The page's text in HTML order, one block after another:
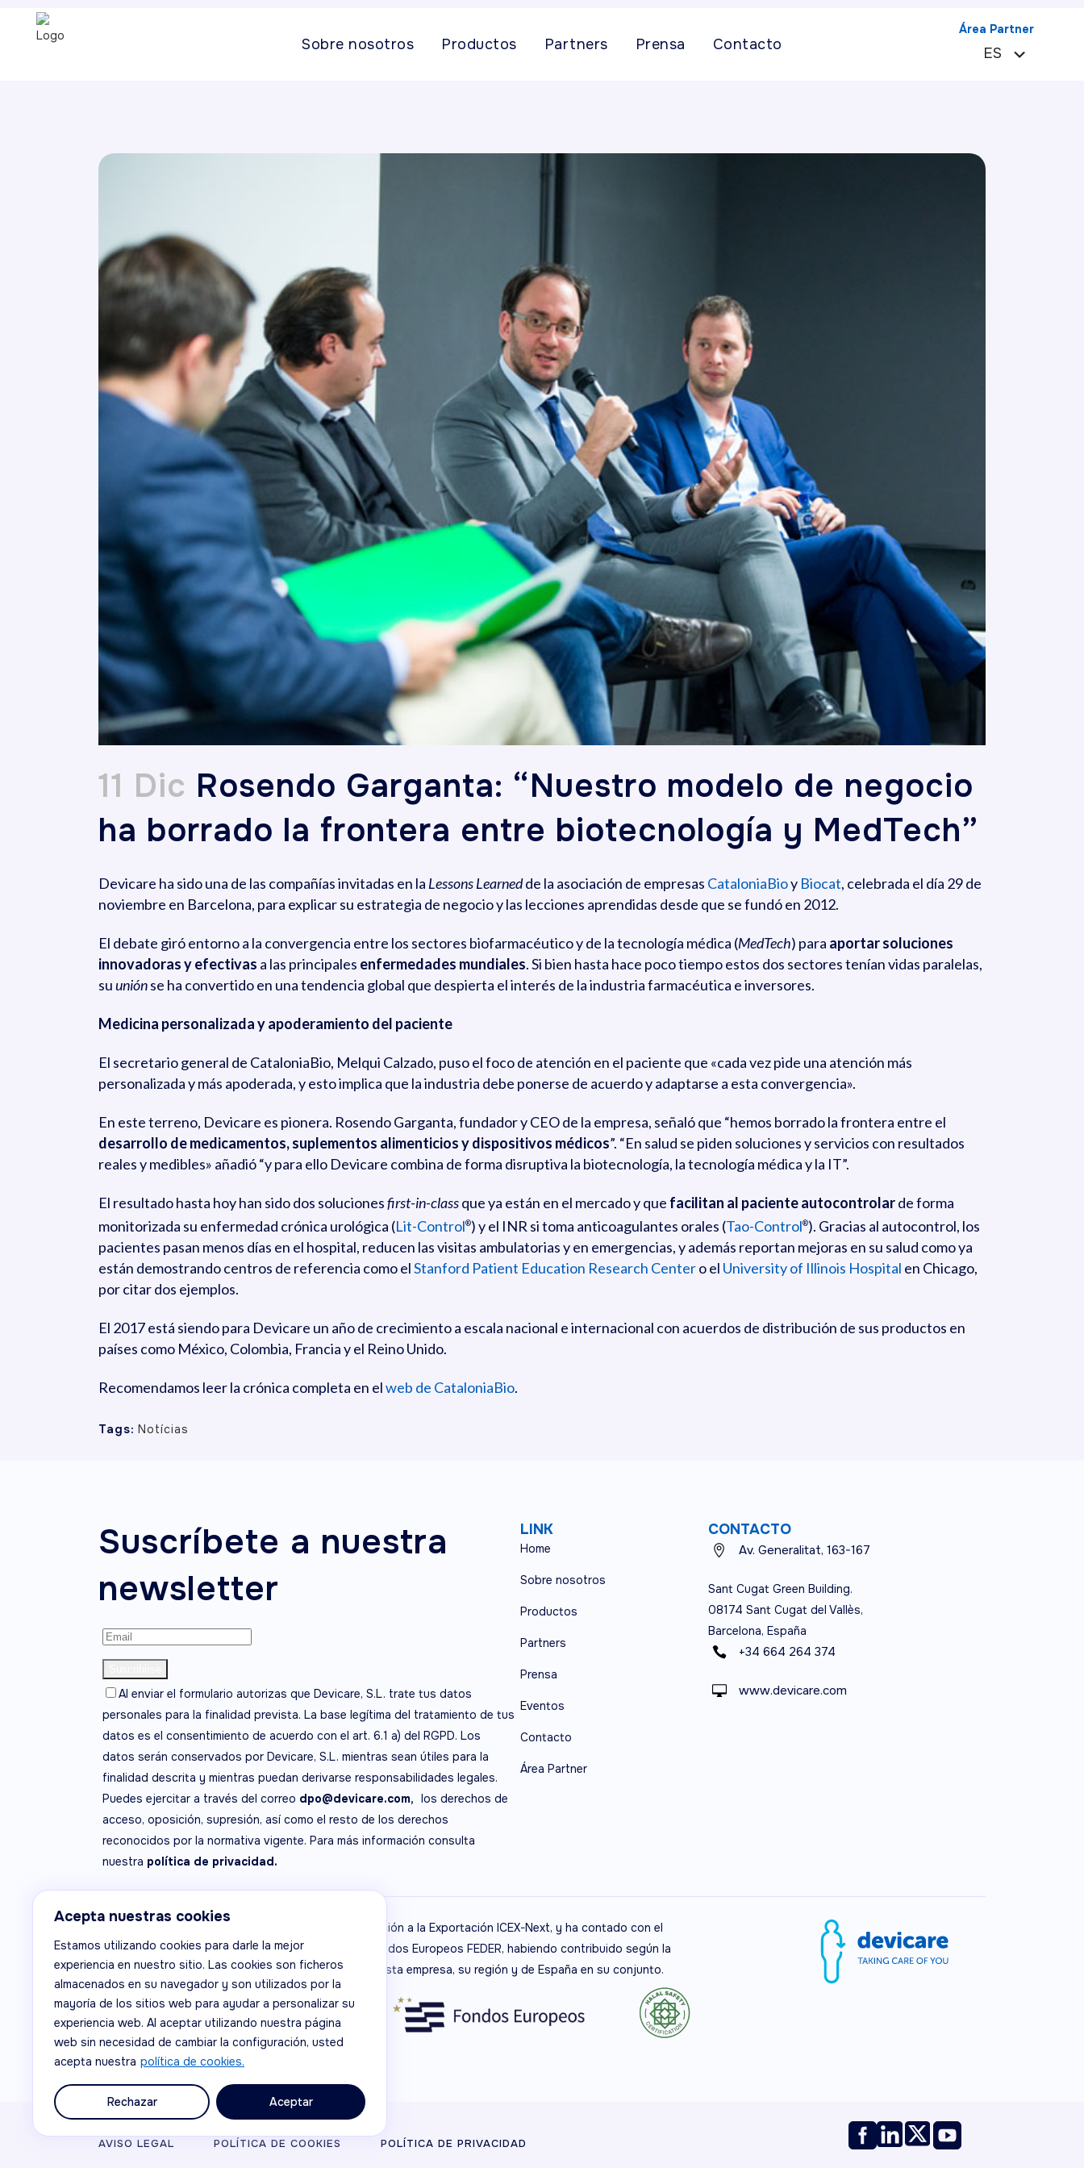
Acepta nuestras cookies
Estamos utilizando cookies para darle la mejor
experiencia en nuestro sitio. Las cookies son ficheros
almacenados en su navegador y son utilizados por la
mayoría de los sitios web para ayudar a personalizar su
experiencia web. Al aceptar utilizando nuestra página
web sin necesidad de cambiar la configuración, usted
acepta nuestra política de cookies.
Rechazar Aceptar
Área Partner
ES
Sobre nosotros Productos Partners Prensa Contacto
11 Dic Rosendo Garganta: “Nuestro modelo de negocio
ha borrado la frontera entre biotecnología y MedTech”
Devicare ha sido una de las compañías invitadas en la Lessons Learnedde la asociación de empresas CataloniaBioy Biocat, celebrada el día 29 de
noviembre en Barcelona, para explicar su estrategia de negocio y las lecciones aprendidas desde que se fundó en 2012.
El debate giró entorno a la convergencia entre los sectores biofarmacéutico y de la tecnología médica (MedTech) para aportar soluciones
innovadoras y efectivas a las principales enfermedades mundiales. Si bien hasta hace poco tiempo estos dos sectores tenían vidas paralelas,
suuniónse ha convertido en una tendencia global que despierta el interés de la industria farmacéutica e inversores.
Medicina personalizada y apoderamiento del paciente
El secretario general de CataloniaBio, Melqui Calzado, puso el foco de atención en el paciente que «cada vez pide una atención más
personalizada y más apoderada, y esto implica que la industria debe ponerse de acuerdo y adaptarse a esta convergencia».
En este terreno, Devicare es pionera. Rosendo Garganta, fundador y CEO de la empresa, señaló que “hemos borrado la frontera entre el
desarrollo de medicamentos, suplementos alimenticios y dispositivos médicos”. “En salud se piden soluciones y servicios con resultados
reales y medibles» añadió “y para ello Devicare combina de forma disruptiva la biotecnología, la tecnología médica y la IT”.
El resultado hasta hoy han sido dos solucionesfirst-in-classque ya están en el mercado y que facilitan al paciente autocontrolarde forma
monitorizada su enfermedad crónica urológica (Lit-Control®) y el INR si toma anticoagulantes orales (Tao-Control®). Gracias al autocontrol, los
pacientes pasan menos días en el hospital, reducen las visitas ambulatorias y en emergencias, y además reportan mejoras en su salud como ya
están demostrando centros de referencia como elStanford Patient Education Research Centero el University of Illinois Hospital en Chicago,
por citar dos ejemplos.
El 2017 está siendo para Devicare un año de crecimiento a escala nacional e internacional con acuerdos de distribución de sus productos en
países como México, Colombia, Francia y el Reino Unido.
Recomendamos leer la crónica completa en elweb de CataloniaBio.
Tags: Notícias
Suscríbete a nuestra
newsletter
Al enviar el formulario autorizas que Devicare, S.L. trate tus datos
personales para la finalidad prevista. La base legítima del tratamiento de tus
datos es el consentimiento de acuerdo con el art. 6.1 a) del RGPD. Los
datos serán conservados por Devicare, S.L. mientras sean útiles para la
finalidad descrita y mientras puedan derivarse responsabilidades legales.
Puedes ejercitar a través del correo dpo@devicare.com, los derechos de
acceso, oposición, supresión, así como el resto de los derechos
reconocidos por la normativa vigente. Para más información consulta
nuestra política de privacidad.
LINK
Home
Sobre nosotros
Productos
Partners
Prensa
Eventos
Contacto
Área Partner
CONTACTO
Av. Generalitat, 163-167
Sant Cugat Green Building.
08174 Sant Cugat del Vallès,
Barcelona, España
+34 664 264 374
www.devicare.com
Devicare, S.L. ha participado en el Programa de Iniciación a la Exportación ICEX-Next, y ha contado con el
apoyo de ICEX, así como con la cofinanciación de Fondos Europeos FEDER, habiendo contribuido según la
medida de los mismos, al crecimiento económico de esta empresa, su región y de España en su conjunto.
AVISO LEGAL POLÍTICA DE COOKIES POLÍTICA DE PRIVACIDAD